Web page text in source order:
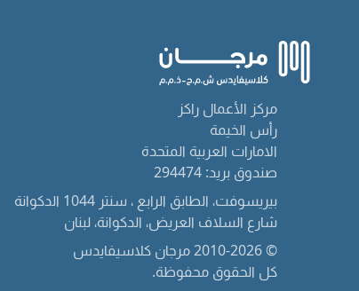
مركز الأعمال راكز
رأس الخيمة
الامارات العربية المتحدة
صندوق بريد: 294474
بيريسوفت، الطابق الرابع ، سنتر 1044 الدكوانة
شارع السلاف العريض، الدكوانة، لبنان
© 2010-2026 مرجان كلاسيفايدس
كل الحقوق محفوظة.